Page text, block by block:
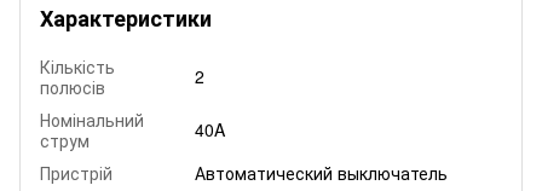
Характеристики
Кількість
полюсів
2
Номінальний
струм
40A
Пристрій
Автоматический выключатель